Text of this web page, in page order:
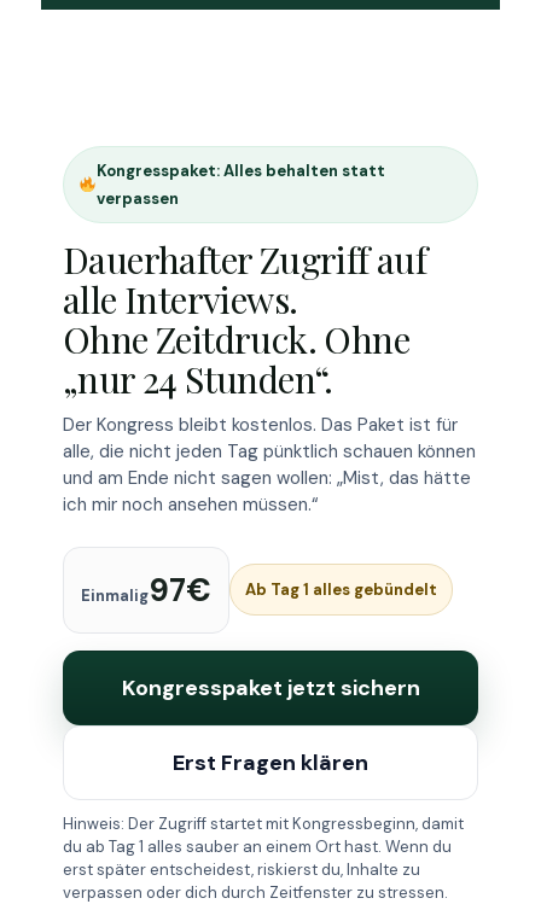
Kongresspaket: Alles behalten statt
verpassen
Dauerhafter Zugriff auf
alle Interviews.
Ohne Zeitdruck. Ohne
„nur 24 Stunden“.
Der Kongress bleibt kostenlos. Das Paket ist für
alle, die nicht jeden Tag pünktlich schauen können
und am Ende nicht sagen wollen: „Mist, das hätte
ich mir noch ansehen müssen.“
Einmalig97€ Ab Tag 1 alles gebündelt
Kongresspaket jetzt sichern
Erst Fragen klären
Hinweis: Der Zugriff startet mit Kongressbeginn, damit
du ab Tag 1 alles sauber an einem Ort hast. Wenn du
erst später entscheidest, riskierst du, Inhalte zu
verpassen oder dich durch Zeitfenster zu stressen.